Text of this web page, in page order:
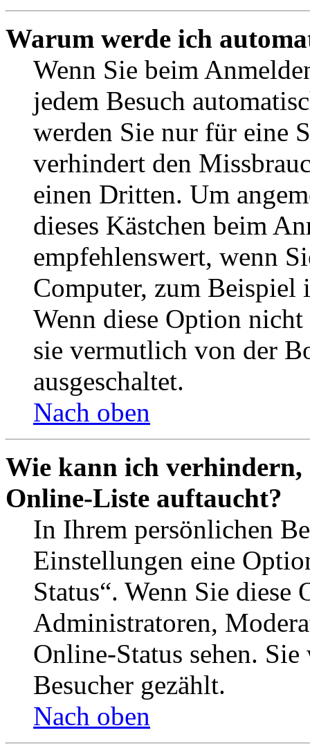
Warum werde ich
Wenn Sie beim
jedem Besuch
werden Sie nur für eine
verhindert den
einen Dritten. Um
dieses Kästchen beim
empfehlenswert, wenn
Computer, zum Beispiel
Wenn diese Option
sie vermutlich von der
ausgeschaltet.
Nach oben
Wie kann ich verhindern,
Online-Liste auftaucht?
In Ihrem persönlichen
Einstellungen eine
Status“. Wenn Sie
Administratoren,
Online-Status sehen.
Besucher gezählt.
Nach oben